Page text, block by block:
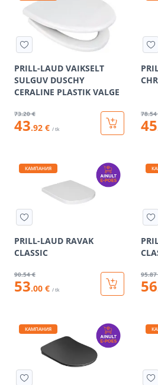
PRILL-LAUD VAIKSELT
SULGUV DUSCHY
CERALINE PLASTIK VALGE
73.20 €
43.92 € / tk
78
45
КАМПАНИЯ
PRILL-LAUD RAVAK
CLASSIC
90.54 €
53.00 € / tk
95
56
КАМПАНИЯ